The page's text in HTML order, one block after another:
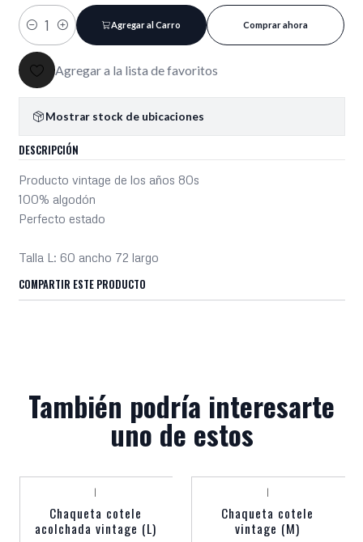
Cantidad
Agregar al Carro Comprar ahora
Agregar a la lista de favoritos
Mostrar stock de ubicaciones
DESCRIPCIÓN
Producto vintage de los años 80s
100% algodón
Perfecto estado
Talla L: 60 ancho 72 largo
COMPARTIR ESTE PRODUCTO
También podría interesarte
uno de estos
|
Chaqueta cotele
acolchada vintage (L)
|
Chaqueta cotele
vintage (M)